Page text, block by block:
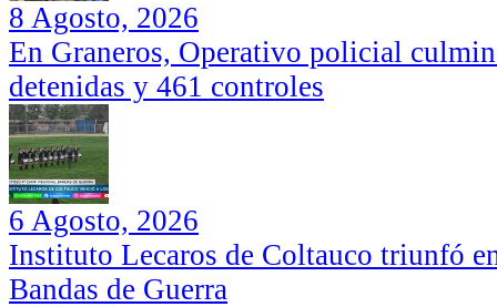
8 Agosto, 2026
En Graneros, Operativo policial
detenidas y 461 controles
6 Agosto, 2026
Instituto Lecaros de Coltauco triunfó
Bandas de Guerra